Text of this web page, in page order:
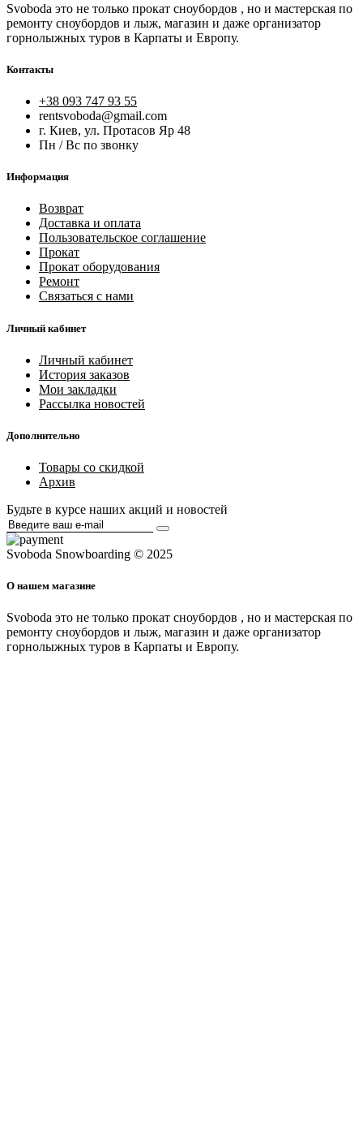
Svoboda это не только прокат сноубордов , но и мастерская по
ремонту сноубордов и лыж, магазин и даже организатор
горнолыжных туров в Карпаты и Европу.
Контакты
+38 093 747 93 55
rentsvoboda@gmail.com
г. Киев, ул. Протасов Яр 48
Пн / Вс по звонку
Информация
Возврат
Доставка и оплата
Пользовательское соглашение
Прокат
Прокат оборудования
Ремонт
Связаться с нами
Личный кабинет
Личный кабинет
История заказов
Мои закладки
Рассылка новостей
Дополнительно
Товары со скидкой
Архив
Будьте в курсе наших акций и новостей
Svoboda Snowboarding © 2025
О нашем магазине
Svoboda это не только прокат сноубордов , но и мастерская по
ремонту сноубордов и лыж, магазин и даже организатор
горнолыжных туров в Карпаты и Европу.